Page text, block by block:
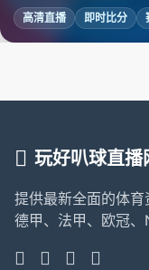
高清直播 即时比分
玩好叭球直播
提供最新全面的体育
德甲、法甲、欧冠